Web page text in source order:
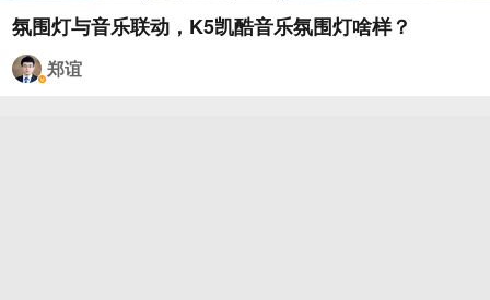
氛围灯与音乐联动，K5凯酷音乐氛围灯啥样？
郑谊